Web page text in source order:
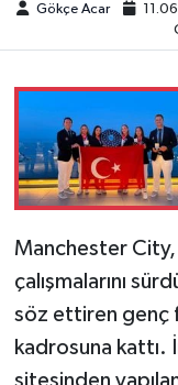
Gökçe Acar
Manchester
çalışmalarını
söz ettiren genç
kadrosuna kattı.